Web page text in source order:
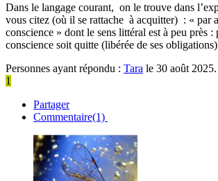
Dans le langage courant, on le trouve dans
vous citez (où il se rattache à acquitter) : « par
conscience » dont le sens littéral est à peu près :
conscience soit quitte (libérée de ses
Personnes ayant répondu : Tara le 30 août 2025.
1
Partager
Commentaire(1)